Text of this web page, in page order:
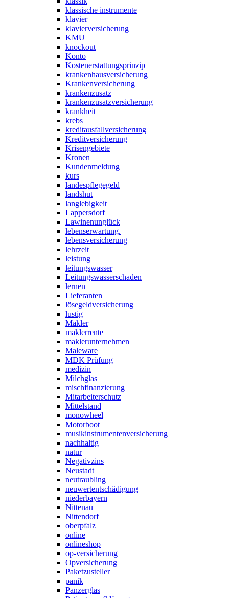
klassische instrumente
klavier
klavierversicherung
KMU
knockout
Konto
Kostenerstattungsprinzip
krankenhausversicherung
Krankenversicherung
krankenzusatz
krankenzusatzversicherung
krankheit
krebs
kreditausfallversicherung
Kreditversicherung
Krisengebiete
Kronen
Kundenmeldung
kurs
landespflegegeld
landshut
langlebigkeit
Lappersdorf
Lawinenunglück
lebenserwartung.
lebensversicherung
lehrzeit
leistung
leitungswasser
Leitungswasserschaden
lernen
Lieferanten
lösegeldversicherung
lustig
Makler
maklerrente
maklerunternehmen
Maleware
MDK Prüfung
medizin
Milchglas
mischfinanzierung
Mitarbeiterschutz
Mittelstand
monowheel
Motorboot
musikinstrumentenversicherung
nachhaltig
natur
Negativzins
Neustadt
neutraubling
neuwertentschädigung
niederbayern
Nittenau
Nittendorf
oberpfalz
online
onlineshop
op-versicherung
Opversicherung
Paketzusteller
panik
Panzerglas